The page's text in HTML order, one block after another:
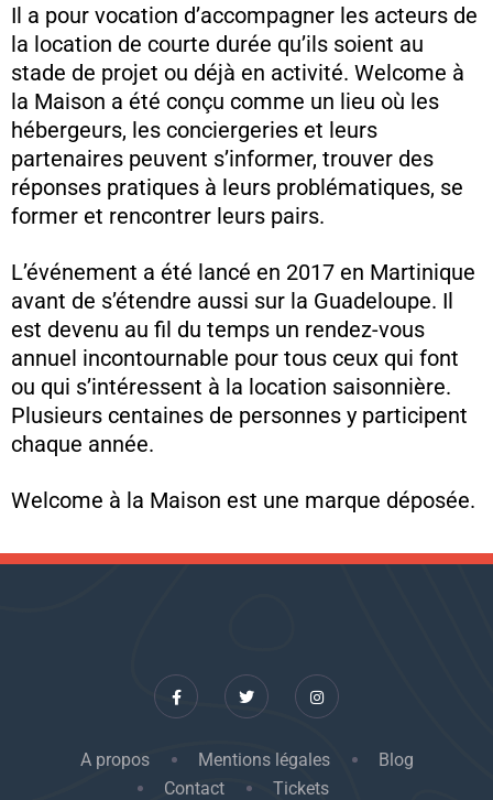
Il a pour vocation d’accompagner les acteurs de
la location de courte durée qu’ils soient au
stade de projet ou déjà en activité. Welcome à
la Maison a été conçu comme un lieu où les
hébergeurs, les conciergeries et leurs
partenaires peuvent s’informer, trouver des
réponses pratiques à leurs problématiques, se
former et rencontrer leurs pairs.
L’événement a été lancé en 2017 en Martinique
avant de s’étendre aussi sur la Guadeloupe. Il
est devenu au fil du temps un rendez-vous
annuel incontournable pour tous ceux qui font
ou qui s’intéressent à la location saisonnière.
Plusieurs centaines de personnes y participent
chaque année.
Welcome à la Maison est une marque déposée.
A propos Mentions légales
Blog
Contact
Tickets